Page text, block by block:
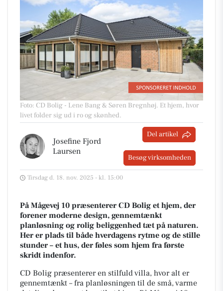
Foto: CD Bolig - Lene Bang & Søren Bregnhøj. Et hjem, hvor
livet folder sig ud i ro og skønhed.
Josefine Fjord
Laursen
Del artikel
Besøg virksomheden
Tirsdag d. 18. nov. 2025 - kl. 15:00
På Mågevej 10 præsenterer CD Bolig et hjem, der
forener moderne design, gennemtænkt
planløsning og rolig beliggenhed tæt på naturen.
Her er plads til både hverdagens rytme og de stille
stunder – et hus, der føles som hjem fra første
skridt indenfor.
CD Bolig præsenterer en stilfuld villa, hvor alt er
gennemtænkt – fra planløsningen til de små, varme